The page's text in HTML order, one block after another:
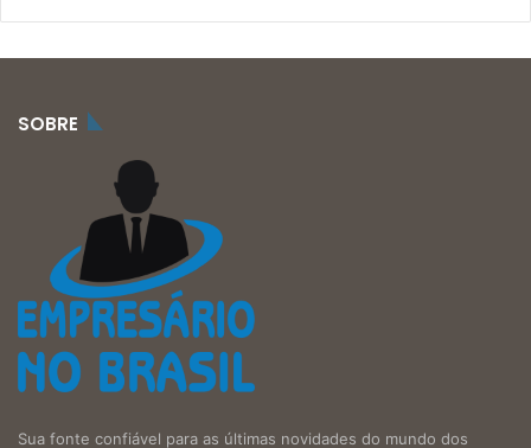
SOBRE
Sua fonte confiável para as últimas novidades do mundo dos